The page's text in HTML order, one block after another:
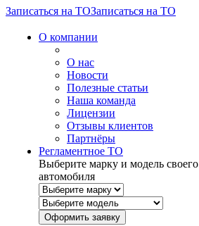
Записаться на ТОЗаписаться на ТО
О компании
О нас
Новости
Полезные статьи
Наша команда
Лицензии
Отзывы клиентов
Партнёры
Регламентное ТО
Выберите марку и модель своего
автомобиля